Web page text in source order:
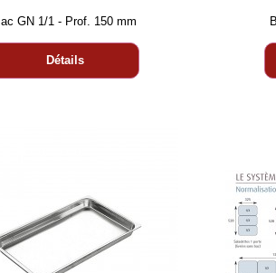
GN 1/1 - Prof. 150 mm
Détails